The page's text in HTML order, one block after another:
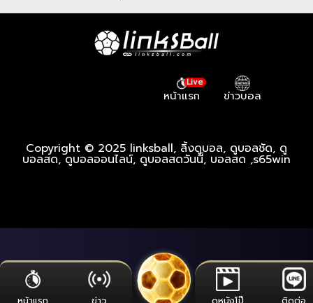
ข่าวบอล
Live
หน้าแรก
Copyright © 2025 linksball, ลิ้งดูบอล, ดูบอลชัด, ดู
บอลสด, ดูบอลออนไลน์, ดูบอลสดวันนี้, บอลสด ,s65win